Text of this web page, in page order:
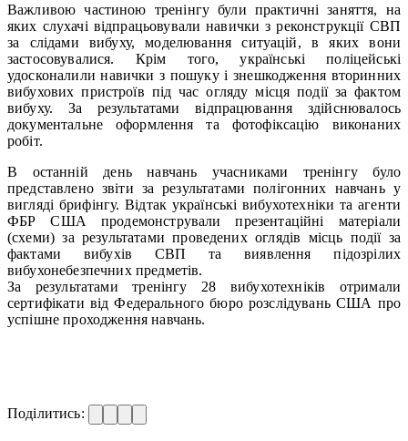
Важливою частиною тренінгу були практичні заняття, на
яких слухачі відпрацьовували навички з реконструкції СВП
за слідами вибуху, моделювання ситуацій, в яких вони
застосовувалися. Крім того, українські поліцейські
удосконалили навички з пошуку і знешкодження вторинних
вибухових пристроїв під час огляду місця події за фактом
вибуху. За результатами відпрацювання здійснювалось
документальне оформлення та фотофіксацію виконаних
робіт.
В останній день навчань учасниками тренінгу було
представлено звіти за результатами полігонних навчань у
вигляді брифінгу. Відтак українські вибухотехніки та агенти
ФБР США продемонстрували презентаційні матеріали
(схеми) за результатами проведених оглядів місць події за
фактами вибухів СВП та виявлення підозрілих
вибухонебезпечних предметів.
За результатами тренінгу 28 вибухотехніків отримали
сертифікати від Федерального бюро розслідувань США про
успішне проходження навчань.
Поділитись: